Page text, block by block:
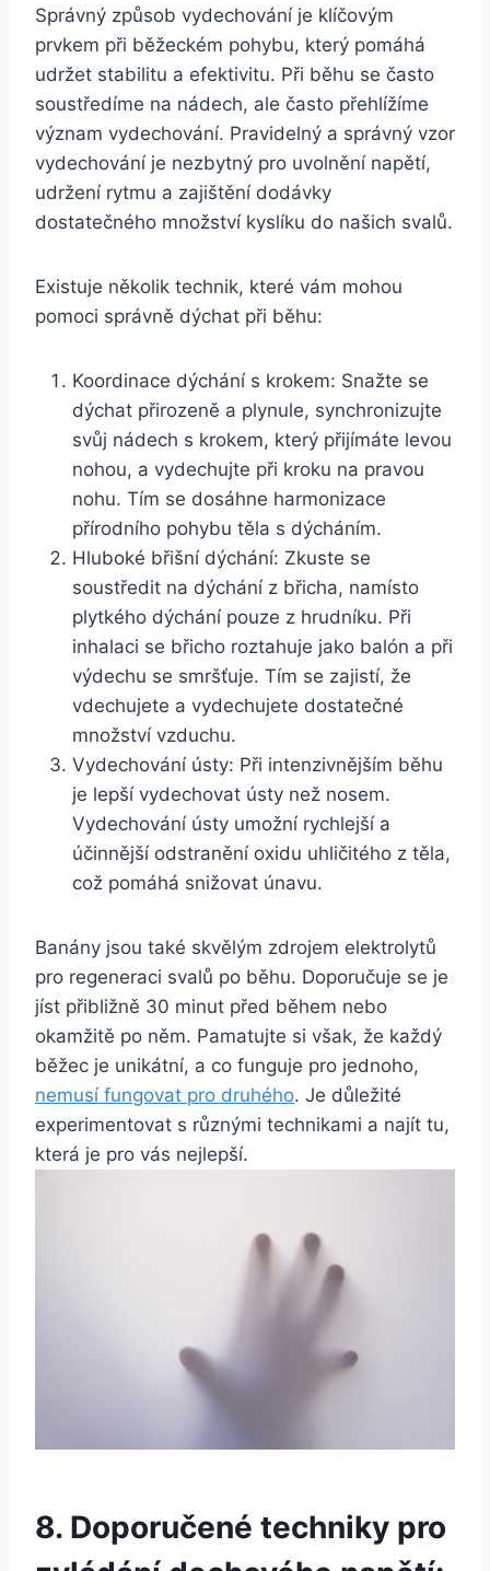
Správný způsob vydechování je klíčovým
prvkem při běžeckém pohybu, který pomáhá
udržet stabilitu a efektivitu. Při běhu se často
soustředíme na nádech, ale často přehlížíme
význam vydechování. Pravidelný a správný vzor
vydechování je nezbytný pro uvolnění napětí,
udržení rytmu a zajištění dodávky
dostatečného množství kyslíku do našich svalů.
Existuje několik technik, které vám mohou
pomoci správně dýchat při běhu:
Koordinace dýchání s krokem: Snažte se
dýchat přirozeně a plynule, synchronizujte
svůj nádech s krokem, který přijímáte levou
nohou, a vydechujte při kroku na pravou
nohu. Tím se dosáhne harmonizace
přírodního pohybu těla s dýcháním.
Hluboké břišní dýchání: Zkuste se
soustředit na dýchání z břicha, namísto
plytkého dýchání pouze z hrudníku. Při
inhalaci se břicho roztahuje jako balón a při
výdechu se smršťuje. Tím se zajistí, že
vdechujete a vydechujete dostatečné
množství vzduchu.
Vydechování ústy: Při intenzivnějším běhu
je lepší vydechovat ústy než nosem.
Vydechování ústy umožní rychlejší a
účinnější odstranění oxidu uhličitého z těla,
což pomáhá snižovat únavu.
Banány jsou také skvělým zdrojem elektrolytů
pro regeneraci svalů po běhu. Doporučuje se je
jíst přibližně 30 minut před během nebo
okamžitě po něm. Pamatujte si však, že každý
běžec je unikátní, a co funguje pro jednoho,
nemusí fungovat pro druhého. Je důležité
experimentovat s různými technikami a najít tu,
která je pro vás nejlepší.
8. Doporučené techniky pro